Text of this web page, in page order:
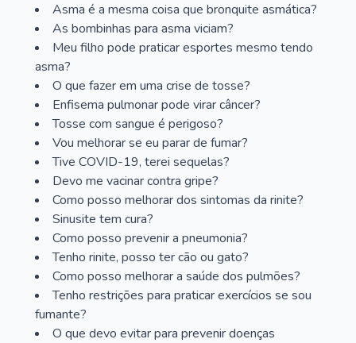
Asma é a mesma coisa que bronquite asmática?
As bombinhas para asma viciam?
Meu filho pode praticar esportes mesmo tendo
asma?
O que fazer em uma crise de tosse?
Enfisema pulmonar pode virar câncer?
Tosse com sangue é perigoso?
Vou melhorar se eu parar de fumar?
Tive COVID-19, terei sequelas?
Devo me vacinar contra gripe?
Como posso melhorar dos sintomas da rinite?
Sinusite tem cura?
Como posso prevenir a pneumonia?
Tenho rinite, posso ter cão ou gato?
Como posso melhorar a saúde dos pulmões?
Tenho restrições para praticar exercícios se sou
fumante?
O que devo evitar para prevenir doenças